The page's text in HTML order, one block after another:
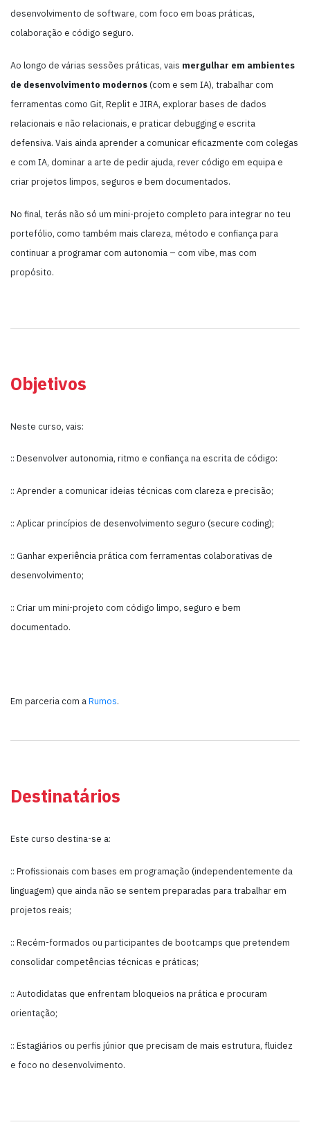
desenvolvimento de software, com foco em boas práticas,
colaboração e código seguro.
Ao longo de várias sessões práticas, vais mergulhar em ambientes
de desenvolvimento modernos (com e sem IA), trabalhar com
ferramentas como Git, Replit e JIRA, explorar bases de dados
relacionais e não relacionais, e praticar debugging e escrita
defensiva. Vais ainda aprender a comunicar eficazmente com colegas
e com IA, dominar a arte de pedir ajuda, rever código em equipa e
criar projetos limpos, seguros e bem documentados.
No final, terás não só um mini-projeto completo para integrar no teu
portefólio, como também mais clareza, método e confiança para
continuar a programar com autonomia – com vibe, mas com
propósito.
Objetivos
Neste curso, vais:
:: Desenvolver autonomia, ritmo e confiança na escrita de código:
:: Aprender a comunicar ideias técnicas com clareza e precisão;
:: Aplicar princípios de desenvolvimento seguro (secure coding);
:: Ganhar experiência prática com ferramentas colaborativas de
desenvolvimento;
:: Criar um mini-projeto com código limpo, seguro e bem
documentado.
Em parceria com a Rumos.
Destinatários
Este curso destina-se a:
:: Profissionais com bases em programação (independentemente da
linguagem) que ainda não se sentem preparadas para trabalhar em
projetos reais;
:: Recém-formados ou participantes de bootcamps que pretendem
consolidar competências técnicas e práticas;
:: Autodidatas que enfrentam bloqueios na prática e procuram
orientação;
:: Estagiários ou perfis júnior que precisam de mais estrutura, fluidez
e foco no desenvolvimento.